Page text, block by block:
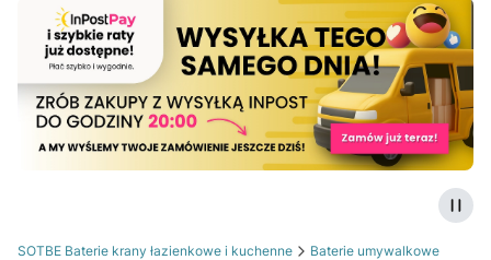
SOTBE Baterie krany łazienkowe i kuchenne Baterie umywalkowe